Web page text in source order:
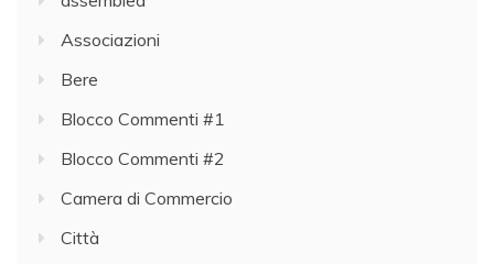
Associazioni
Bere
Blocco Commenti #1
Blocco Commenti #2
Camera di Commercio
Città